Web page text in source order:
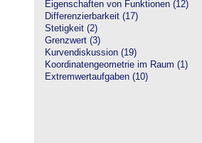
Eigenschaften von Funktionen (12)
Differenzierbarkeit (17)
Stetigkeit (2)
Grenzwert (3)
Kurvendiskussion (19)
Koordinatengeometrie im Raum (1)
Extremwertaufgaben (10)